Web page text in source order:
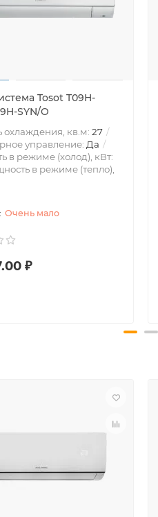
Tosot T09H-
SYN/O
кв.м: 27
управление: Да
в режиме (холод), кВт:
в режиме (тепло),
Очень мало
₽